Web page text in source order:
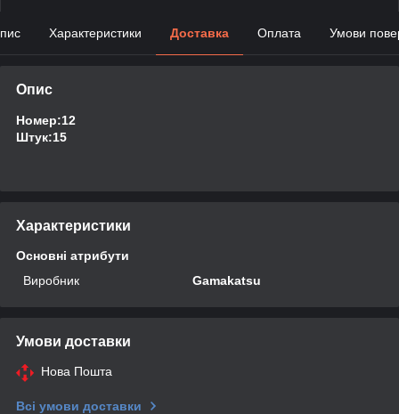
Характеристики Доставка Оплата Умови
Опис
Номер:12
Штук:15
Характеристики
Основні атрибути
Виробник
Gamakatsu
Умови доставки
Нова Пошта
Всі умови доставки